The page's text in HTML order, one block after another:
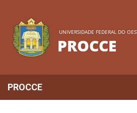
UNIVERSIDADE FEDERAL DO
PROCCE
PROCCE